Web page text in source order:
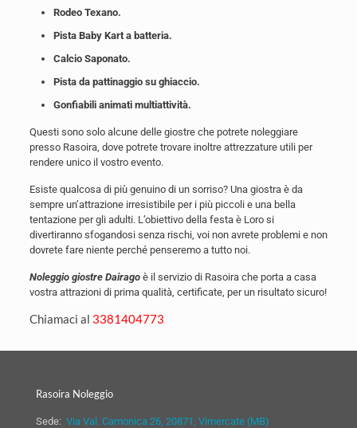
Rodeo Texano.
Pista Baby Kart a batteria.
Calcio Saponato.
Pista da pattinaggio su ghiaccio.
Gonfiabili animati multiattività.
Questi sono solo alcune delle giostre che potrete noleggiare
presso Rasoira, dove potrete trovare inoltre attrezzature utili per
rendere unico il vostro evento.
Esiste qualcosa di più genuino di un sorriso? Una giostra è da
sempre un’attrazione irresistibile per i più piccoli e una bella
tentazione per gli adulti. L’obiettivo della festa è Loro si
divertiranno sfogandosi senza rischi, voi non avrete problemi e non
dovrete fare niente perché penseremo a tutto noi.
Noleggio giostre Dairagoè il servizio di Rasoira che porta a casa
vostra attrazioni di prima qualità, certificate, per un risultato sicuro!
Chiamaci al 3381404773
Rasoira Noleggio
Sede: Via Val. Camonica 26, 20871, Vimercate (MB)